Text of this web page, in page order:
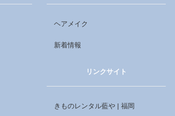
ヘアメイク
新着情報
リンクサイト
きものレンタル藍や | 福岡